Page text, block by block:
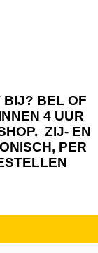
BIJ? BEL OF
4 UUR
ZIJ- EN
PER